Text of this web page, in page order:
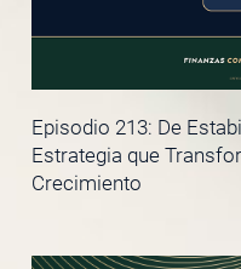
Episodio 213: De
Estrategia que
Crecimiento